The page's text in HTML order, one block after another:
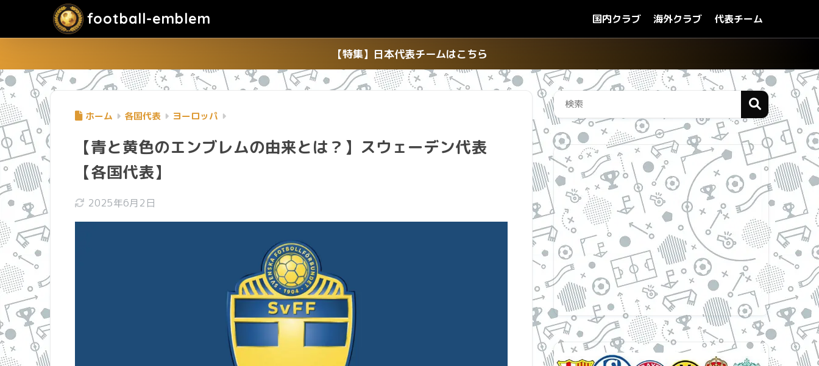
football-emblem 国内クラブ 海外クラブ 代表チーム
【特集】日本代表チームはこちら
ホーム 各国代表 ヨーロッパ
【青と黄色のエンブレムの由来とは？】スウェーデン代表
【各国代表】
2025年6月2日